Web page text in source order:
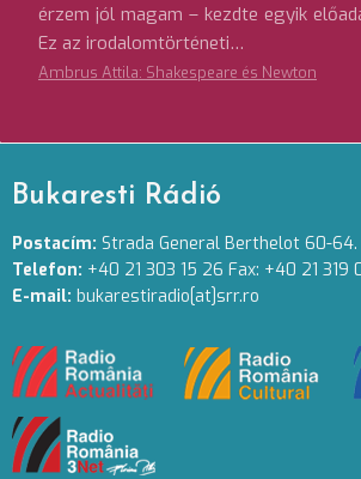
érzem jól magam – kezdte egyik
Ez az irodalomtörténeti…
Ambrus Attila: Shakespeare és Newton
Bukaresti Rádió
Postacím: Strada General Berthelot 60-64.
Telefon: +40 21 303 15 26 Fax: +40 21 319
E-mail: bukarestiradio[at]srr.ro